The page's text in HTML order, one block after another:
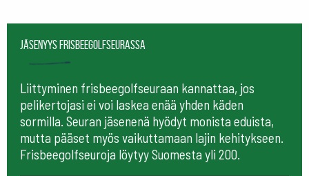
Jäsenyys frisbeegolfseurassa
Liittyminen frisbeegolfseuraan kannattaa, jos
pelikertojasi ei voi laskea enää yhden käden
sormilla. Seuran jäsenenä hyödyt monista eduista,
mutta pääset myös vaikuttamaan lajin kehitykseen.
Frisbeegolfseuroja löytyy Suomesta yli 200.